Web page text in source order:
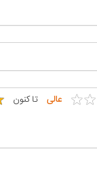
★★
★★ عالی تا کنون